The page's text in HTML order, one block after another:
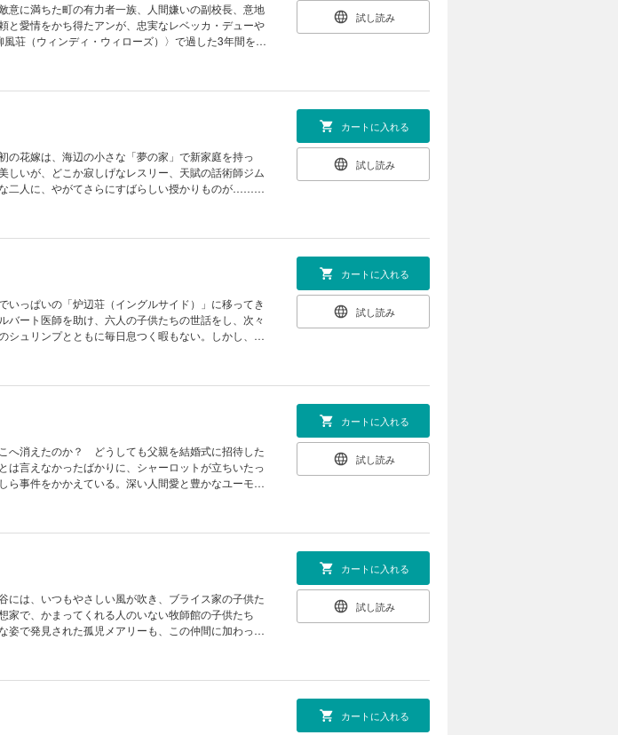
意に満ちた町の有力者一族、人間嫌いの副校長、意地
と愛情をかち得たアンが、忠実なレベッカ・デューや
荘（ウィンディ・ウィローズ）〉で過した3年間を、
試し読み
の花嫁は、海辺の小さな「夢の家」で新家庭を持っ
いが、どこか寂しげなレスリー、天賦の話術師ジム
二人に、やがてさらにすばらしい授かりものが……。
カートに入れる
試し読み
っぱいの「炉辺荘（イングルサイド）」に移ってき
ート医師を助け、六人の子供たちの世話をし、次々
シュリンプとともに毎日息つく暇もない。しかし、必
カートに入れる
試し読み
へ消えたのか？ どうしても父親を結婚式に招待した
言えなかったばかりに、シャーロットが立ちいたっ
事件をかかえている。深い人間愛と豊かなユーモ
カートに入れる
試し読み
には、いつもやさしい風が吹き、ブライス家の子供た
家で、かまってくれる人のいない牧師館の子供たち
姿で発見された孤児メアリーも、この仲間に加わっ
カートに入れる
試し読み
カートに入れる